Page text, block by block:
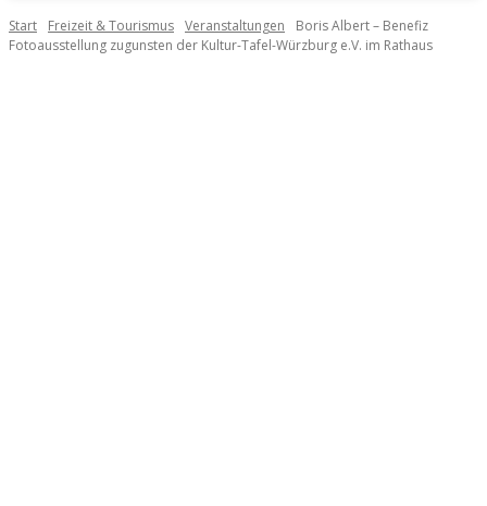
Start Freizeit & Tourismus Veranstaltungen
Boris Albert – Benefiz
Fotoausstellung zugunsten der Kultur-Tafel-Würzburg e.V. im Rathaus